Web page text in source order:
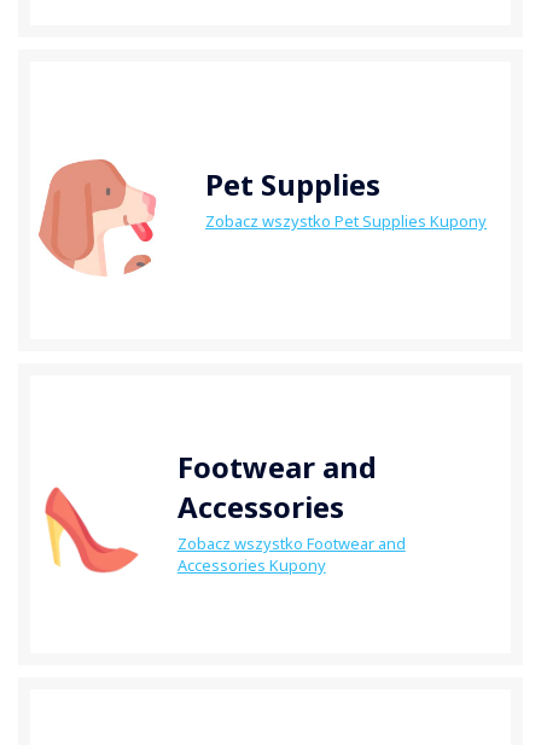
Pet Supplies
Zobacz wszystko Pet Supplies Kupony
Footwear and
Accessories
Zobacz wszystko Footwear and
Accessories Kupony